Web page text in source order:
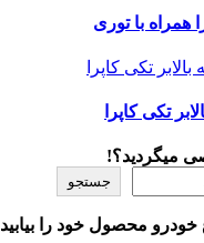
همراه با توری
تکی کاپرا
میگردید؟!
جستجو
محصول خود را بیابید